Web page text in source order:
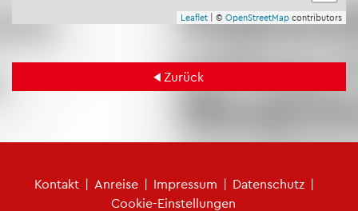
Leaf­let | © Open­Street­Map con­tri­bu­tors
Zu­rück
Kon­takt | An­rei­se | Im­pres­sum | Da­ten­schutz |
Coo­kie-Ein­stel­lun­gen